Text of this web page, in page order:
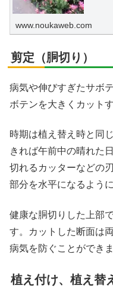
www.noukaweb.com
剪定（胴切り）
病気や伸びすぎたサボ
ボテンを大きくカット
時期は植え替え時と同
きれば午前中の晴れた
切れるカッターなどの
部分を水平になるよう
健康な胴切りした上部
す。カットした断面は
病気を防ぐことができま
植え付け、植え替